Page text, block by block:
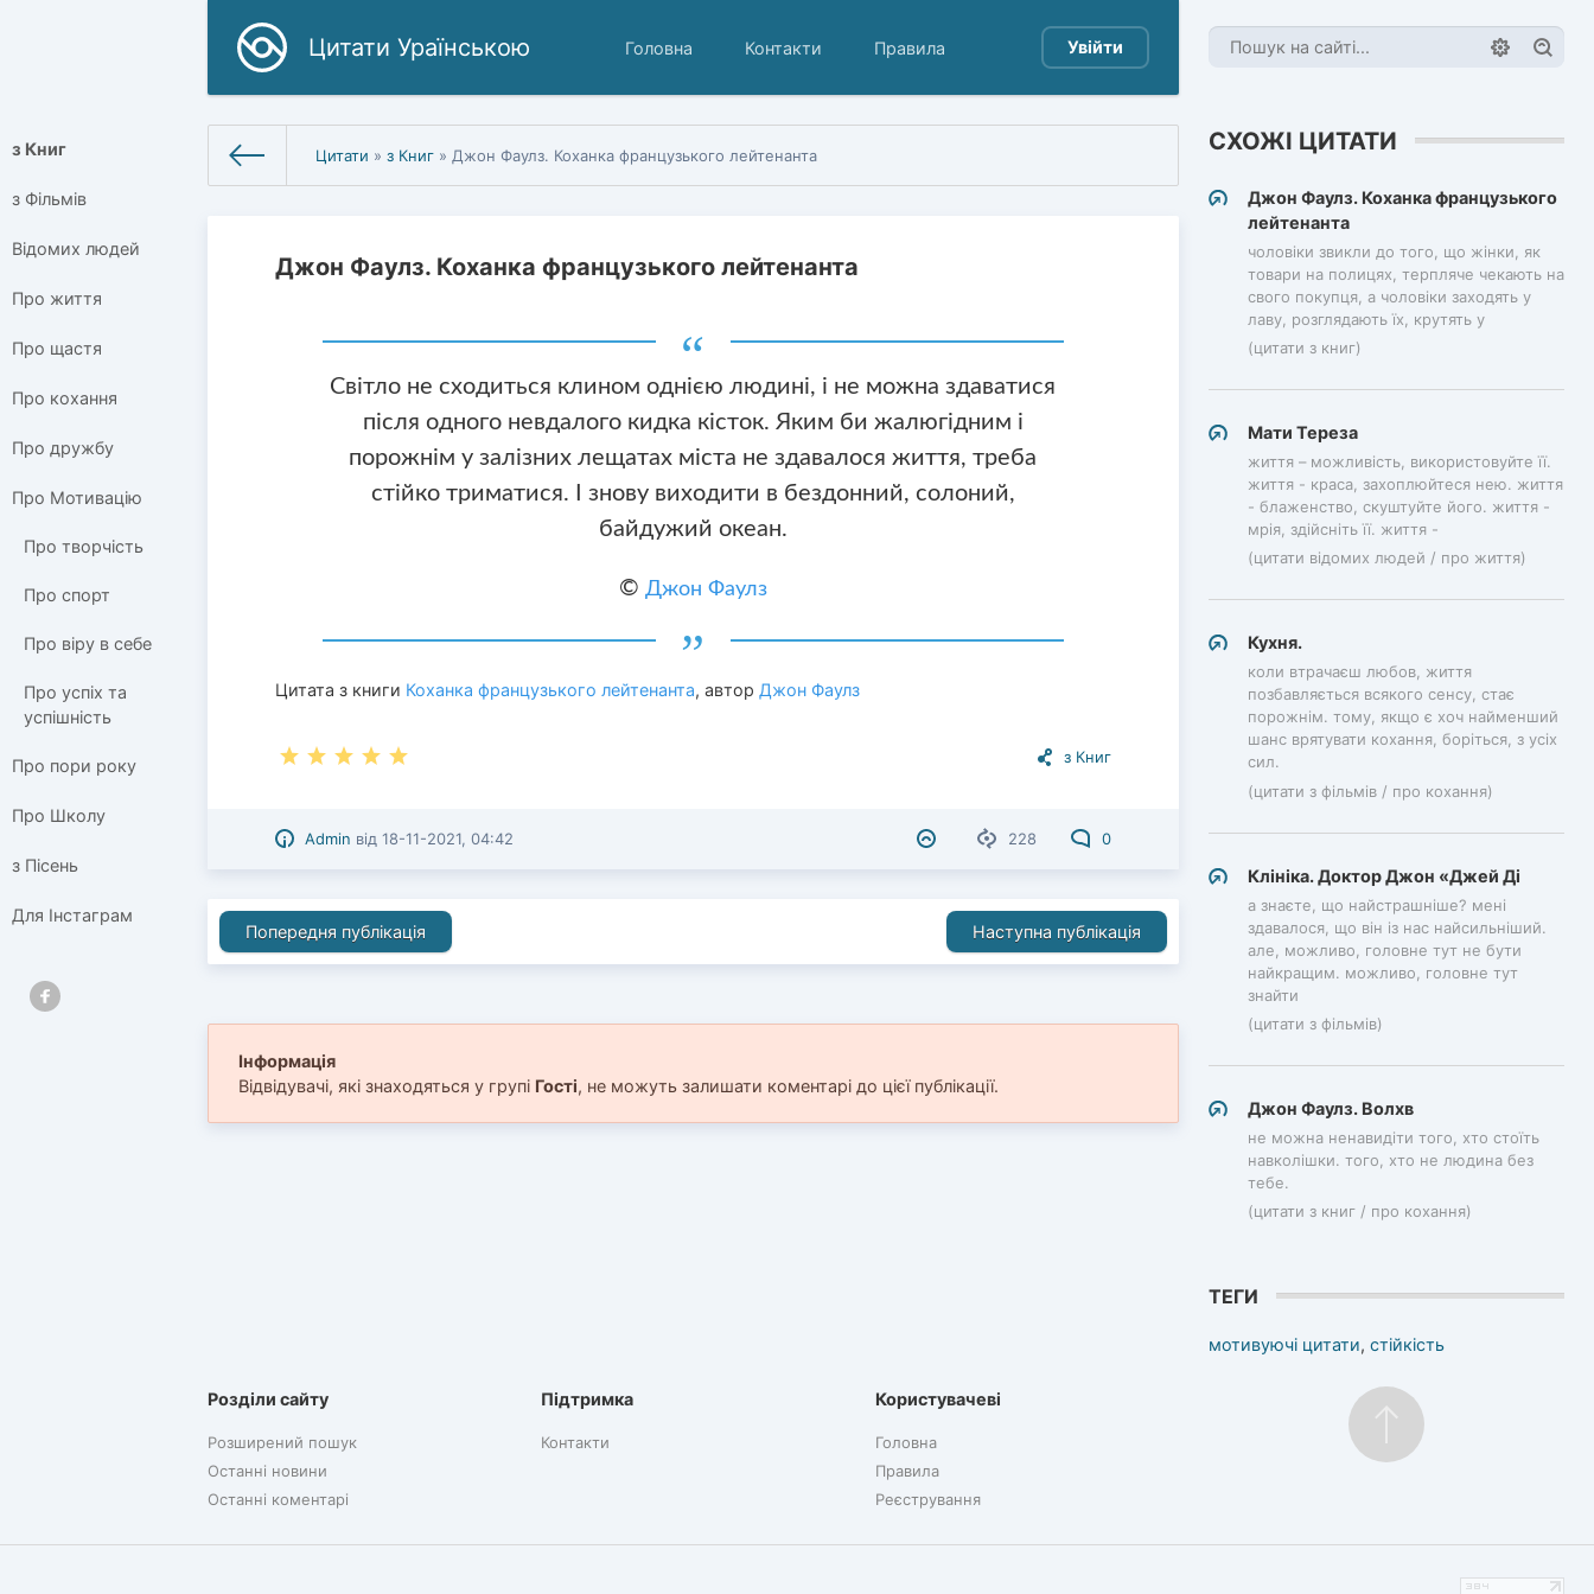
Цитати Ураїнською Головна Контакти Правила Увійти
з Книг
з Фільмів
Відомих людей
Про життя
Про щастя
Про кохання
Про дружбу
Про Мотивацію
Про творчість
Про спорт
Про віру в себе
Про успіх та
успішність
Про пори року
Про Школу
з Пісень
Для Інстаграм
Цитати »з Книг » Джон Фаулз. Коханка французького лейтенанта
Джон Фаулз. Коханка французького лейтенанта
Світло не сходиться клином однією людині, і не можна здаватися
після одного невдалого кидка кісток. Яким би жалюгідним і
порожнім у залізних лещатах міста не здавалося життя, треба
стійко триматися. І знову виходити в бездонний, солоний,
байдужий океан.
© Джон Фаулз
Цитата з книги Коханка французького лейтенанта, автор Джон Фаулз
з Книг
228 0
Admin від18-11-2021, 04:42
СХОЖІ ЦИТАТИ
Джон Фаулз. Коханка французького
лейтенанта
чоловіки звикли до того, що жінки, як
товари на полицях, терпляче чекають на
свого покупця, а чоловіки заходять у
лаву, розглядають їх, крутять у
(цитати з книг)
Мати Тереза
життя – можливість, використовуйте її.
життя - краса, захоплюйтеся нею. життя
- блаженство, скуштуйте його. життя -
мрія, здійсніть її. життя -
(цитати відомих людей / про життя)
Кухня.
коли втрачаєш любов, життя
позбавляється всякого сенсу, стає
порожнім. тому, якщо є хоч найменший
шанс врятувати кохання, боріться, з усіх
сил.
(цитати з фільмів / про кохання)
Клініка. Доктор Джон «Джей Ді
а знаєте, що найстрашніше? мені
здавалося, що він із нас найсильніший.
але, можливо, головне тут не бути
найкращим. можливо, головне тут
знайти
(цитати з фільмів)
Джон Фаулз. Волхв
не можна ненавидіти того, хто стоїть
навколішки. того, хто не людина без
тебе.
(цитати з книг / про кохання)
ТЕГИ
мотивуючі цитати, стійкість
Попередня публікація Наступна публікація
Інформація
Відвідувачі, які знаходяться у групі Гості, не можуть залишати коментарі до цієї публікації.
Розділи сайту
Розширений пошук
Останні новини
Останні коментарі
Підтримка
Контакти
Користувачеві
Головна
Правила
Реєстрування